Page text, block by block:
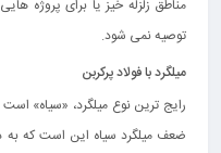
مناطق زلزله‌ خیز یا برای پروژه‌
توصیه نمی‌ شود.
میلگرد با فولاد پرکربن
رایج‌ ترین نوع میلگرد، «سیاه»
ضعف میلگرد سیاه این است که به